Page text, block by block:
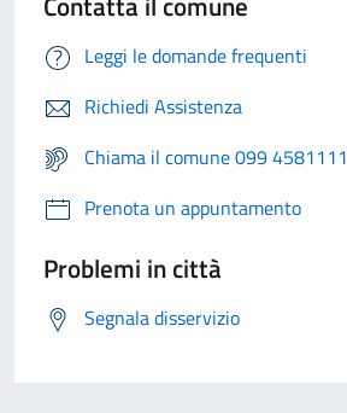
Leggi le domande frequenti
Richiedi Assistenza
Chiama il comune 099 4581111
Prenota un appuntamento
Problemi in città
Segnala disservizio